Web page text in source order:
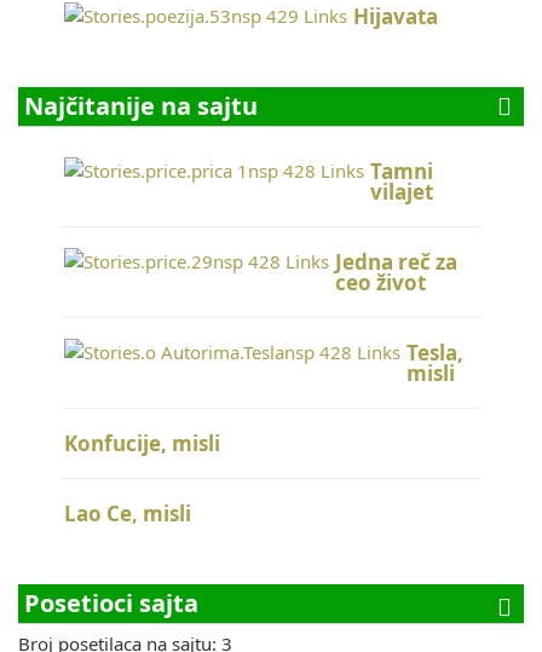
Hijavata
Najčitanije na sajtu
Tamni
vilajet
Jedna reč za
ceo život
Tesla,
misli
Konfucije, misli
Lao Ce, misli
Posetioci sajta
Broj posetilaca na sajtu: 3